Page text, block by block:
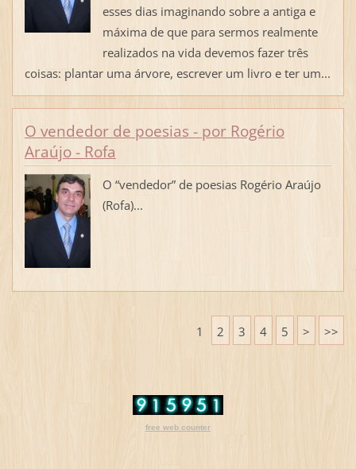
esses dias imaginando sobre a antiga e
máxima de que para sermos realmente
realizados na vida devemos fazer três
coisas: plantar uma árvore, escrever um livro e ter um...
O vendedor de poesias - por Rogério
Araújo - Rofa
O “vendedor” de poesias Rogério Araújo
(Rofa)...
1 2 3 4 5 > >>
free web counter